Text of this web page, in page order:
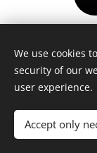
We use cookies
security of our
user experience.
Accept only